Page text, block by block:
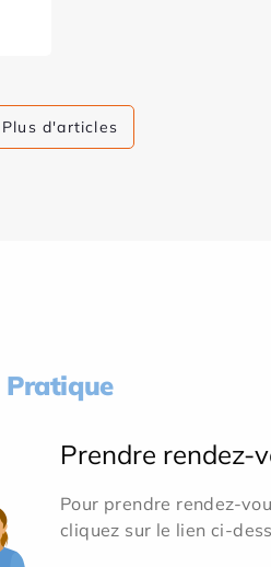
Plus d'articles
Pratique
Prendre rendez-
Pour prendre rendez-
cliquez sur le lien ci-